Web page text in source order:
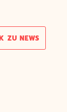
ZU NEWS